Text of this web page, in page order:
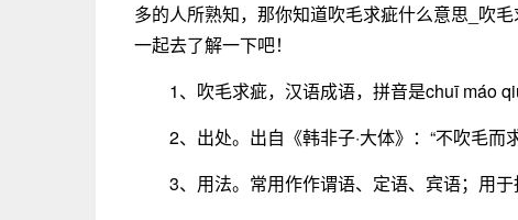
多的人所熟知，那你知道吹毛求疵什么意思_吹
一起去了解一下吧！
1、吹毛求疵，汉语成语，拼音是chuī máo
2、出处。出自《韩非子·大体》：“不吹毛而
3、用法。常用作作谓语、定语、宾语；用